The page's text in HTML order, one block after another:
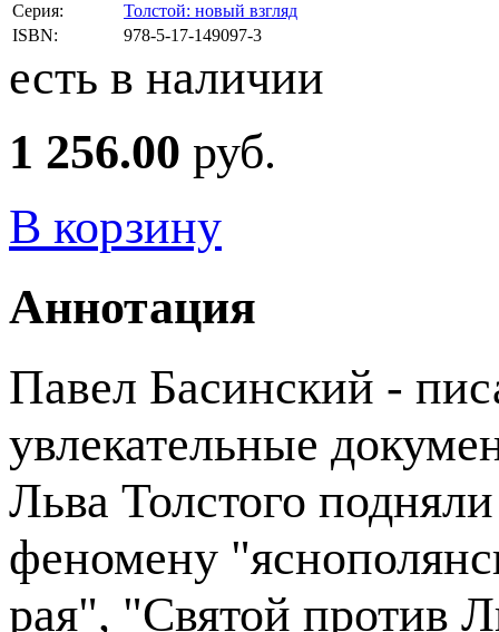
Серия:
Толстой: новый взгляд
ISBN:
978-5-17-149097-3
есть в наличии
1 256.00 руб.
В корзину
Аннотация
Павел Басинский -
увлекательные
Льва Толстого
феномену
рая", "Святой против